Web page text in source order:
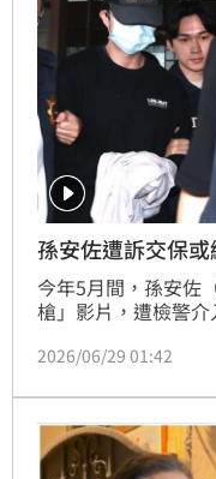
孫安佐遭訴交保
今年5月間，孫安佐
槍」影片，遭檢警
向法院聲請羈押禁見
嫌，對孫安佐提起
點，法院將召開接
能交保返家。
2026/06/29 01:42